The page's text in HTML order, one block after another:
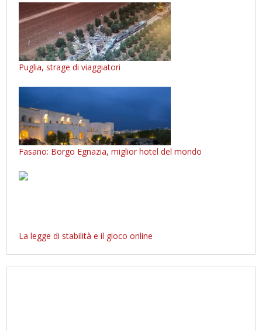
Puglia, strage di viaggiatori
Fasano: Borgo Egnazia, miglior hotel del mondo
La legge di stabilità e il gioco online